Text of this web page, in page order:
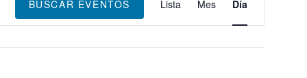
BUSCAR EVENTOS
de
Evento
Lista Mes Día